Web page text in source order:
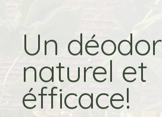
Un
naturel et
éfficace!